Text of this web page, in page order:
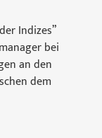
Indizes”
bei
an den
dem